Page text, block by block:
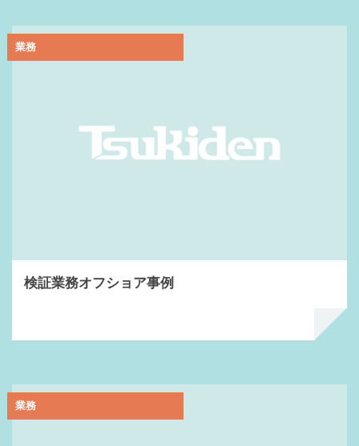
業務
検証業務オフショア事例
業務